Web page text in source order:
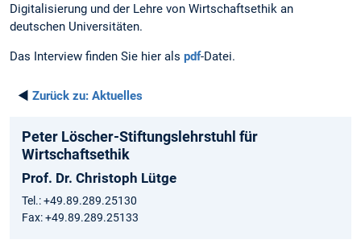
Digitalisierung und der Lehre von Wirtschaftsethik an
deutschen Universitäten.
Das Interview finden Sie hier als pdf-Datei.
◄ Zurück zu: Aktuelles
Peter Löscher-Stiftungslehrstuhl für
Wirtschaftsethik
Prof. Dr. Christoph Lütge
Tel.: +49.89.289.25130
Fax: +49.89.289.25133